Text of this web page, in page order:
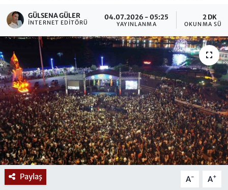
GÜLSENA GÜLER
İNTERNET EDITÖRÜ
04.07.2026 - 05:25
YAYINLANMA
2 DK
OKUNMA
Paylaş A- A+